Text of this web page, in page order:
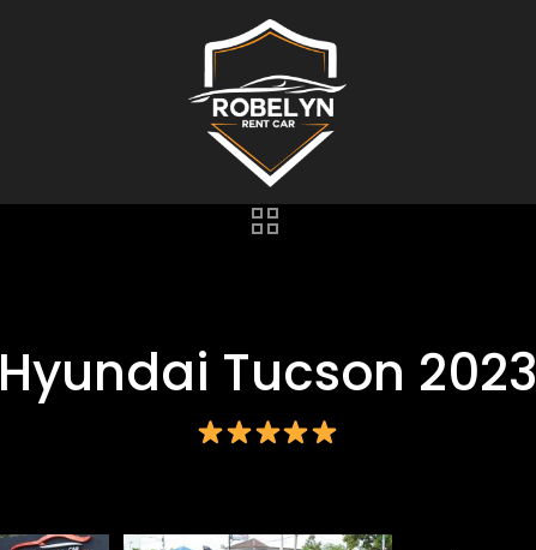
Hyundai Tucson 2023